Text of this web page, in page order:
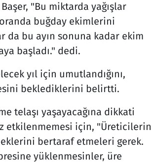
"Bu miktarda yağışlar
buğday ekimlerini
da bu ayın sonuna kadar ekim
başladı." dedi.
yıl için umutlandığını,
beklediklerini belirtti.
telaşı yaşayacağına dikkati
etkilenmemesi için, "Üreticilerin
bertaraf etmeleri gerek.
yüklenmesinler, üre